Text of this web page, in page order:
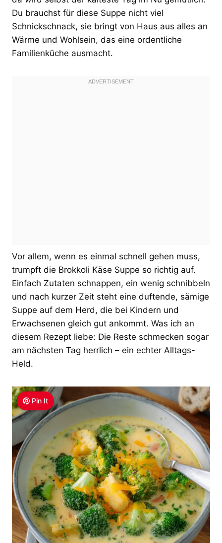
Du brauchst für diese Suppe nicht viel
Schnickschnack, sie bringt von Haus aus alles an
Wärme und Wohlsein, das eine ordentliche
Familienküche ausmacht.
Vor allem, wenn es einmal schnell gehen muss,
trumpft die Brokkoli Käse Suppe so richtig auf.
Einfach Zutaten schnappen, ein wenig schnibbeln
und nach kurzer Zeit steht eine duftende, sämige
Suppe auf dem Herd, die bei Kindern und
Erwachsenen gleich gut ankommt. Was ich an
diesem Rezept liebe: Die Reste schmecken sogar
am nächsten Tag herrlich – ein echter Alltags-
Held.
Pin It